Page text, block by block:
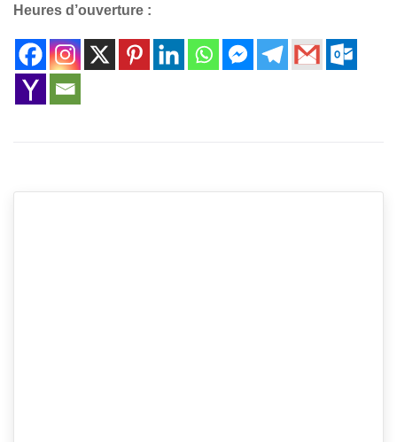
Heures d’ouverture :